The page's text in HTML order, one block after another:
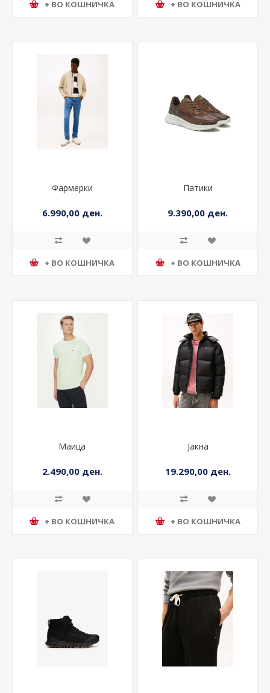
+ ВО КОШНИЧКА + ВО КОШНИЧКА
Фармерки
6.990,00 ден.
+ ВО КОШНИЧКА
Патики
9.390,00 ден.
+ ВО КОШНИЧКА
Маица
2.490,00 ден.
+ ВО КОШНИЧКА
Јакна
19.290,00 ден.
+ ВО КОШНИЧКА